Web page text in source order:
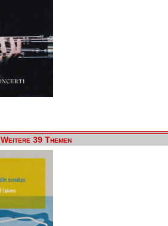
Weitere 39 Themen